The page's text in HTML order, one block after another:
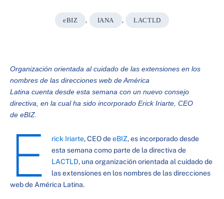
eBIZ , IANA , LACTLD
Organización orientada al cuidado de las extensiones en los
nombres de las direcciones web de América
Latina cuenta desde esta semana con un nuevo consejo
directiva, en la cual ha sido incorporado Erick Iriarte, CEO
de eBIZ.
E rick Iriarte, CEO deeBIZ, es incorporado desde
esta semana como parte de la directiva de
LACTLD, una organización orientada al cuidado de
las extensiones en los nombres de las direcciones
web de América Latina.